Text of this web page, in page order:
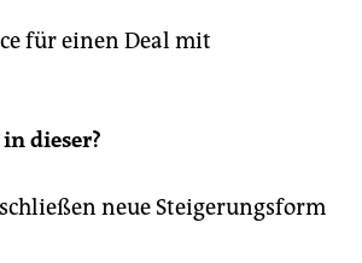
für einen Deal mit
dieser?
neue Steigerungsform